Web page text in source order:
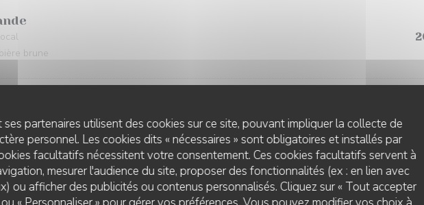
ses partenaires utilisent des cookies sur ce site, pouvant impliquer la collecte de
personnel. Les cookies dits « nécessaires » sont obligatoires et installés par
facultatifs nécessitent votre consentement. Ces cookies facultatifs servent à
mesurer l'audience du site, proposer des fonctionnalités (ex : en lien avec
ou afficher des publicités ou contenus personnalisés. Cliquez sur « Tout accepter
brune
spécialité…..
Grand